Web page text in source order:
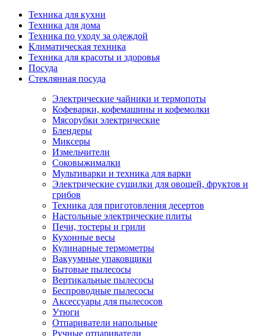
Техника для кухни
Техника для дома
Техника по уходу за одеждой
Климатическая техника
Техника для красоты и здоровья
Посуда
Стеклянная посуда
Электрические чайники и термопоты
Кофеварки, кофемашины и кофемолки
Мясорубки электрические
Блендеры
Миксеры
Измельчители
Соковыжималки
Мультиварки и техника для варки
Электрические сушилки для овощей, фруктов и
грибов
Техника для приготовления десертов
Настольные электрические плиты
Печи, тостеры и грили
Кухонные весы
Кулинарные термометры
Вакуумные упаковщики
Бытовые пылесосы
Вертикальные пылесосы
Беспроводные пылесосы
Аксессуары для пылесосов
Утюги
Отпариватели напольные
Ручные отпариватели